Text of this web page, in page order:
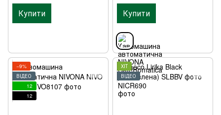
Купити Купити
−9%
ВІДЕО
12
12
ХІТ
ВІДЕО